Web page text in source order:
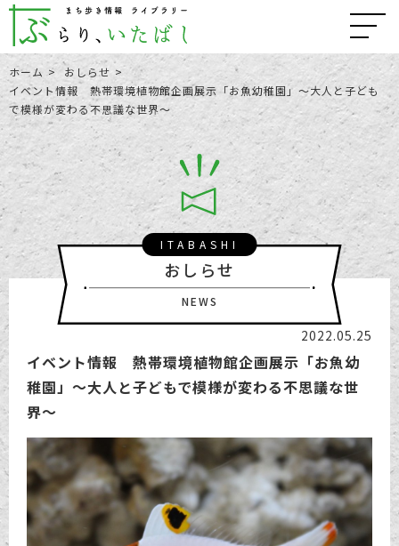
ホーム
おしらせ
イベント情報 熱帯環境植物館企画展示「お魚幼稚園」～大人と子ども
で模様が変わる不思議な世界～
ITABASHI
おしらせ
NEWS
2022.05.25
イベント情報 熱帯環境植物館企画展示「お魚幼
稚園」～大人と子どもで模様が変わる不思議な世
界～